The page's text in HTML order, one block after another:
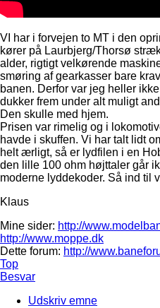
VI har i forvejen to MT i den
kører på Laurbjerg/Thorsø
alder, rigtigt velkørende
smøring af gearkasser bare
banen. Derfor var jeg heller
dukker frem under alt muligt
Den skulle med hjem.
Prisen var rimelig og i
havde i skuffen. Vi har talt lidt
helt ærligt, så er lydfilen i en
den lille 100 ohm højttaler går
moderne lyddekoder. Så ind til
Klaus
Mine sider: http://
http://www.moppe.dk
Dette forum: http://
Top
Besvar
Udskriv emne